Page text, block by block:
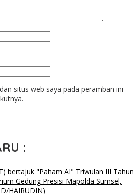
situs web saya pada peramban ini
: